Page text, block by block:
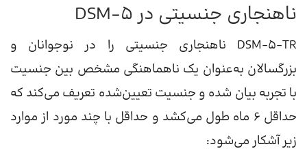
ناهنجاری جنسیتی در DSM-5
DSM-5-TR ناهنجاری جنسیتی را در نوجوانان و
بزرگسالان به‌عنوان یک ناهماهنگی مشخص بین جنسیت
با تجربه بیان شده و جنسیت تعیین‌شده تعریف می‌کند که
حداقل 6 ماه طول می‌کشد و حداقل با چند مورد از موارد
زیر آشکار می‌شود: